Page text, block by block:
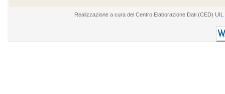
Realizzazione a cura del Centro Elaborazione Dati (CED)